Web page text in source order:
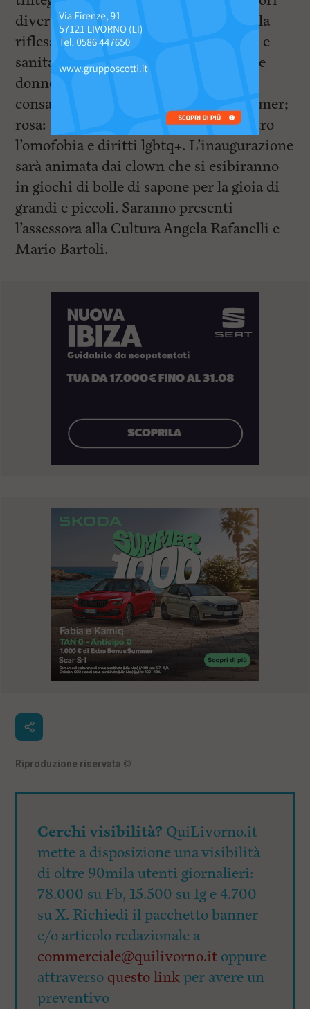
diversi per sensibilizzare e invitare alla
riflessione su temi importanti, sociali e
sanitari. Rossa: contro la violenza sulle
donne; gialla: contro il bullismo; blu:
consapevolezza autismo; viola: Alzheimer;
rosa: tumore al seno; arcobaleno: contro
l’omofobia e diritti lgbtq+. L’inaugurazione
sarà animata dai clown che si esibiranno
in giochi di bolle di sapone per la gioia di
grandi e piccoli. Saranno presenti
l’assessora alla Cultura Angela Rafanelli e
Mario Bartoli.
Riproduzione riservata ©
Cerchi visibilità? QuiLivorno.it
mette a disposizione una visibilità
di oltre 90mila utenti giornalieri:
78.000 su Fb, 15.500 su Ig e 4.700
su X. Richiedi il pacchetto banner
e/o articolo redazionale a
commerciale@quilivorno.it oppure
attraverso questo linkper avere un
preventivo